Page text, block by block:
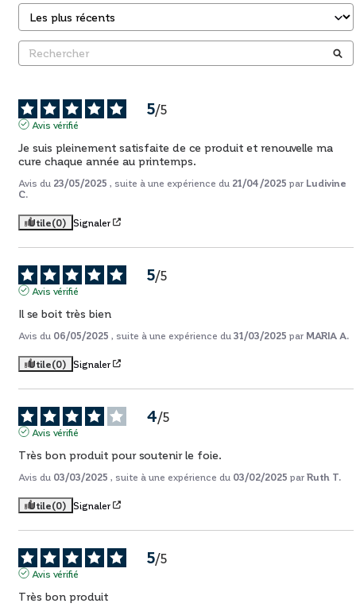
5/5
Avis vérifié
Je suis pleinement satisfaite de ce produit et renouvelle ma
cure chaque année au printemps.
Avis du 23/05/2025 , suite à une expérience du 21/04/2025 par Ludivine
C.
Utile(0) Signaler
5/5
Avis vérifié
Il se boit très bien
Avis du 06/05/2025 , suite à une expérience du 31/03/2025 par MARIA A.
Utile(0) Signaler
4/5
Avis vérifié
Très bon produit pour soutenir le foie.
Avis du 03/03/2025 , suite à une expérience du 03/02/2025 par Ruth T.
Utile(0) Signaler
5/5
Avis vérifié
Très bon produit